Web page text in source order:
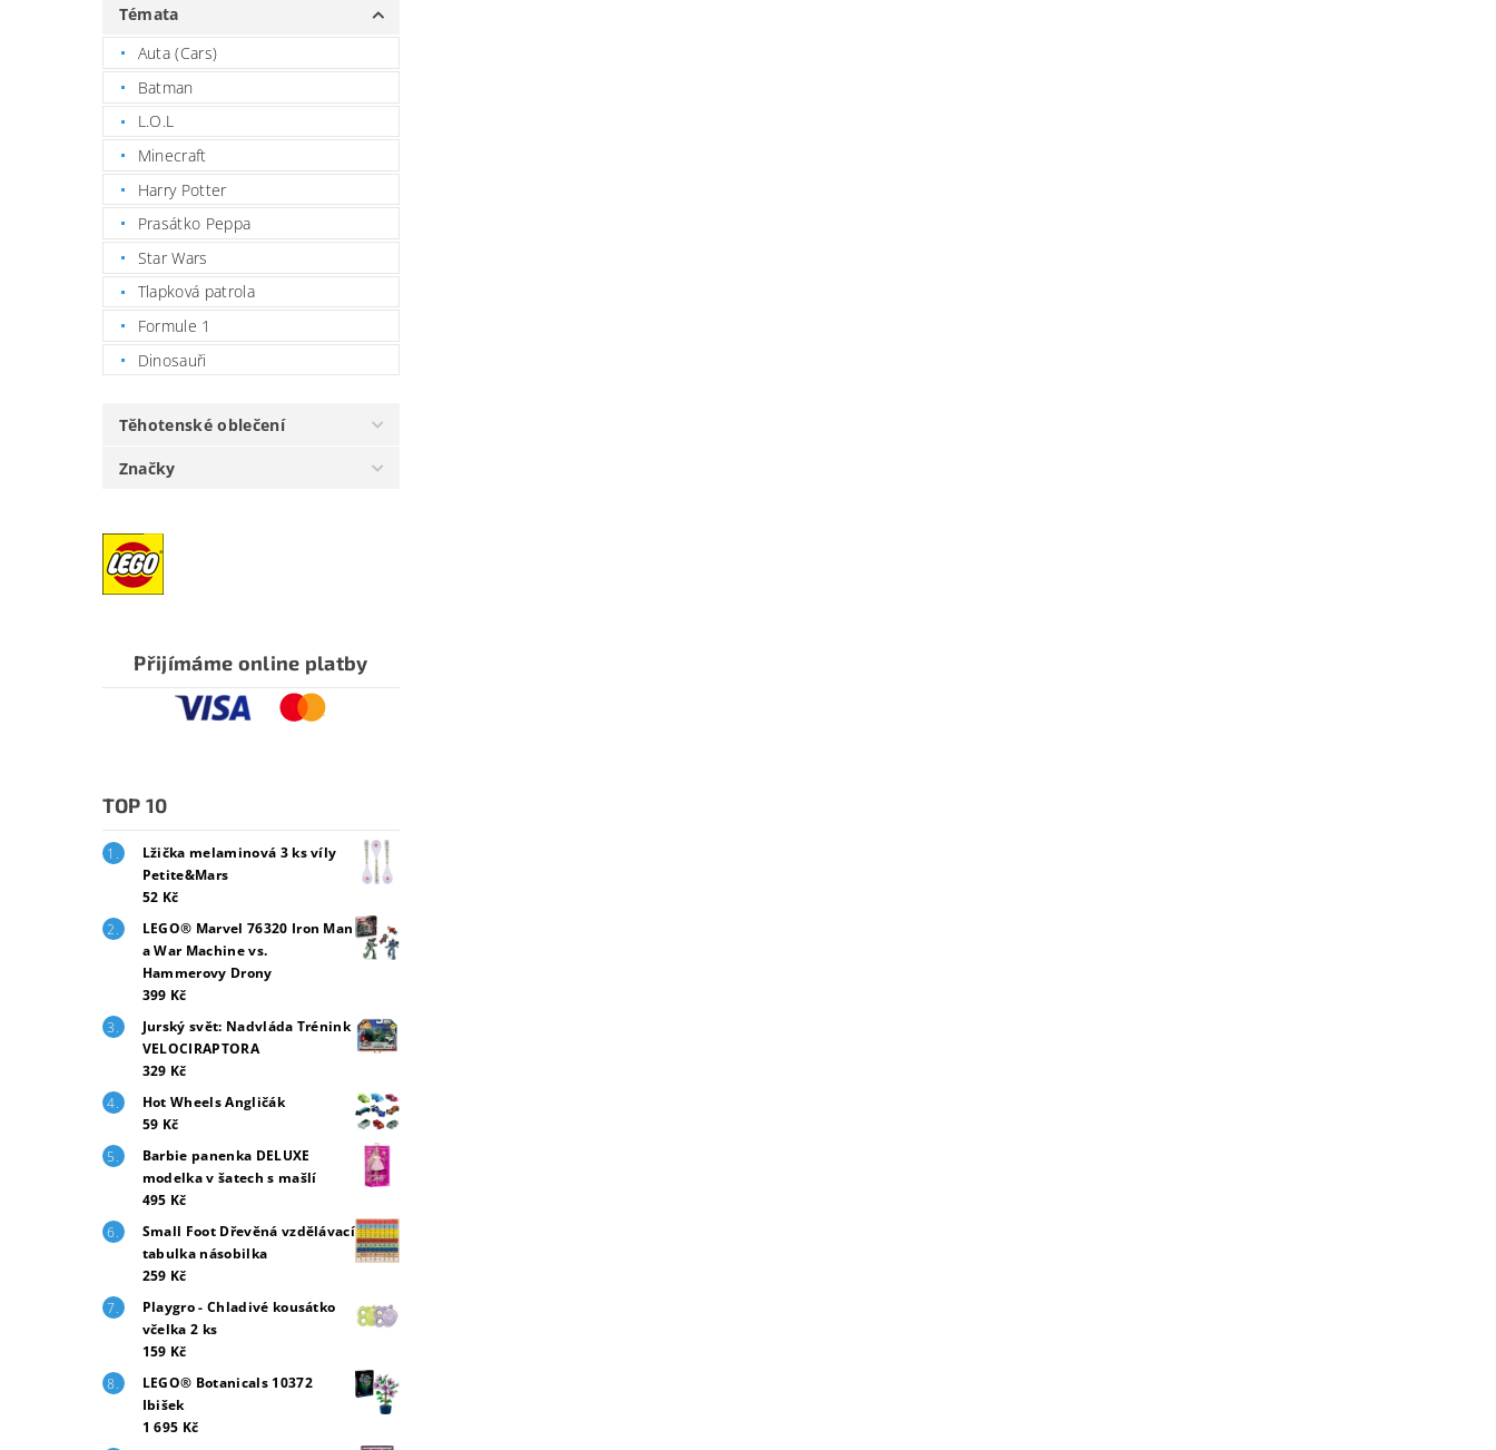
Témata
Auta (Cars)
Batman
L.O.L
Minecraft
Harry Potter
Prasátko Peppa
Star Wars
Tlapková patrola
Formule 1
Dinosauři
Těhotenské oblečení
Značky
Přijímáme online platby
TOP 10
Lžička melaminová 3 ks víly
Petite&Mars
52 Kč
LEGO® Marvel 76320 Iron Man
a War Machine vs.
Hammerovy Drony
399 Kč
Jurský svět: Nadvláda Trénink
VELOCIRAPTORA
329 Kč
Hot Wheels Angličák
59 Kč
Barbie panenka DELUXE
modelka v šatech s mašlí
495 Kč
Small Foot Dřevěná vzdělávací
tabulka násobilka
259 Kč
Playgro - Chladivé kousátko
včelka 2 ks
159 Kč
LEGO® Botanicals 10372
Ibišek
1 695 Kč